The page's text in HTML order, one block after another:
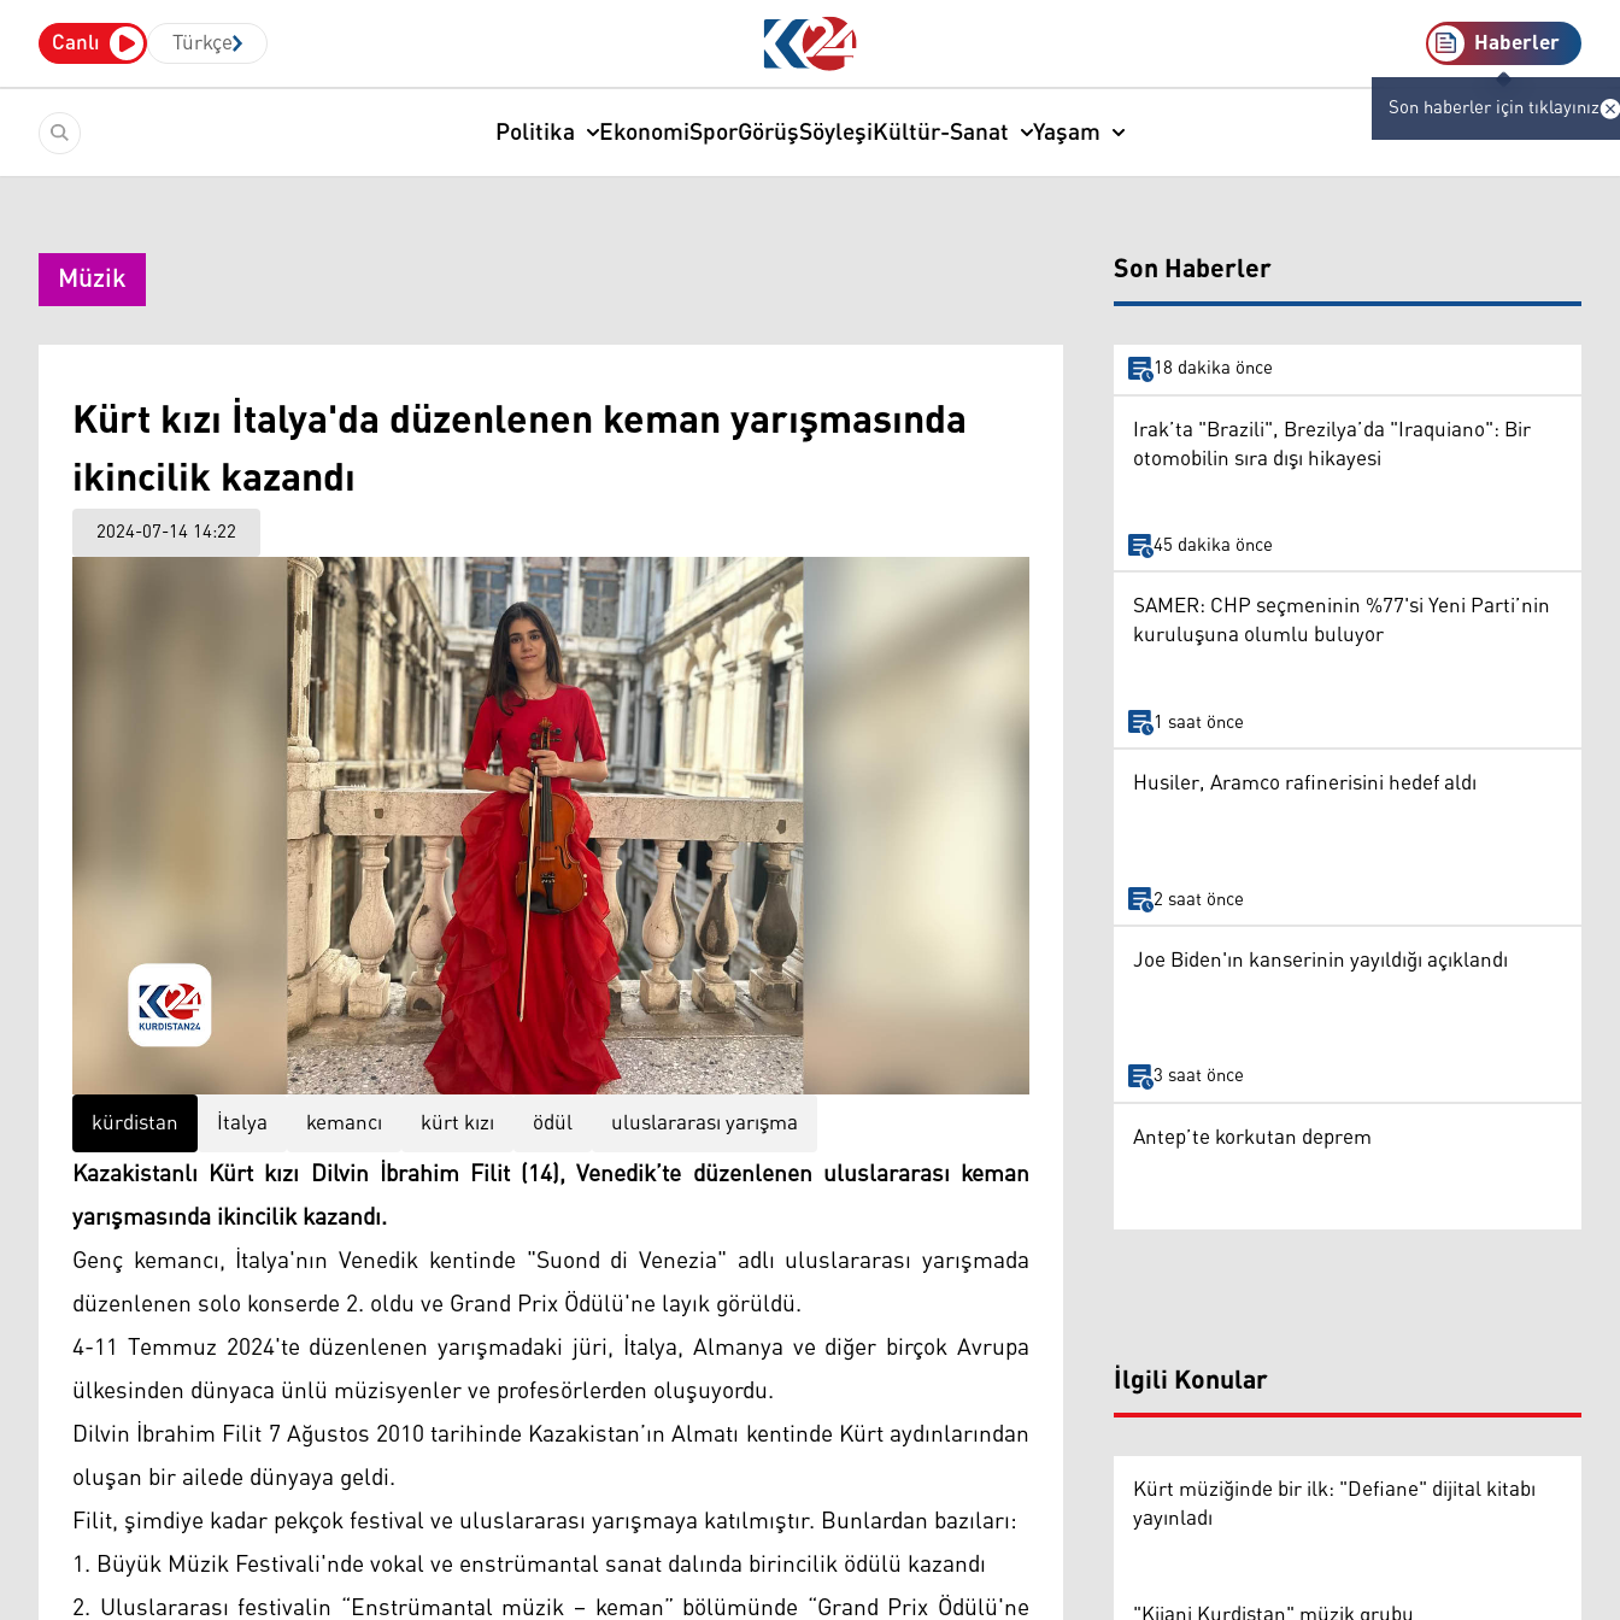
Canlı Türkçe Haberler
Son haberler için tıklayınız
Politika EkonomiSporGörüşSöyleşiKültür-Sanat Yaşam
Müzik
Kürt kızı İtalya'da düzenlenen keman yarışmasında
ikincilik kazandı
2024-07-14 14:22
kürdistan İtalya kemancı kürt kızı ödül uluslararası yarışma
Kazakistanlı Kürt kızı Dilvin İbrahim Filit (14), Venedik’te düzenlenen uluslararası keman
yarışmasında ikincilik kazandı.
Genç kemancı, İtalya'nın Venedik kentinde "Suond di Venezia" adlı uluslararası yarışmada
düzenlenen solo konserde 2. oldu ve Grand Prix Ödülü'ne layık görüldü.
4-11 Temmuz 2024'te düzenlenen yarışmadaki jüri, İtalya, Almanya ve diğer birçok Avrupa
ülkesinden dünyaca ünlü müzisyenler ve profesörlerden oluşuyordu.
Dilvin İbrahim Filit 7 Ağustos 2010 tarihinde Kazakistan’ın Almatı kentinde Kürt aydınlarından
oluşan bir ailede dünyaya geldi.
Filit, şimdiye kadar pekçok festival ve uluslararası yarışmaya katılmıştır. Bunlardan bazıları:
1. Büyük Müzik Festivali'nde vokal ve enstrümantal sanat dalında birincilik ödülü kazandı
2. Uluslararası festivalin “Enstrümantal müzik – keman” bölümünde “Grand Prix Ödülü'ne
Son Haberler
18 dakika önce
Irak’ta "Brazili", Brezilya’da "Iraquiano": Bir
otomobilin sıra dışı hikayesi
45 dakika önce
SAMER: CHP seçmeninin %77'si Yeni Parti’nin
kuruluşuna olumlu buluyor
1 saat önce
Husiler, Aramco rafinerisini hedef aldı
2 saat önce
Joe Biden'ın kanserinin yayıldığı açıklandı
3 saat önce
Antep’te korkutan deprem
İlgili Konular
Kürt müziğinde bir ilk: "Defiane" dijital kitabı
yayınladı